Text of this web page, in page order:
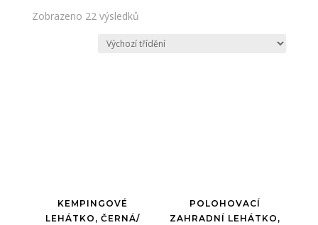
Zobrazeno 22 výsledků
KEMPINGOVÉ
LEHÁTKO, ČERNÁ/
POLOHOVACÍ
ZAHRADNÍ LEHÁTKO,